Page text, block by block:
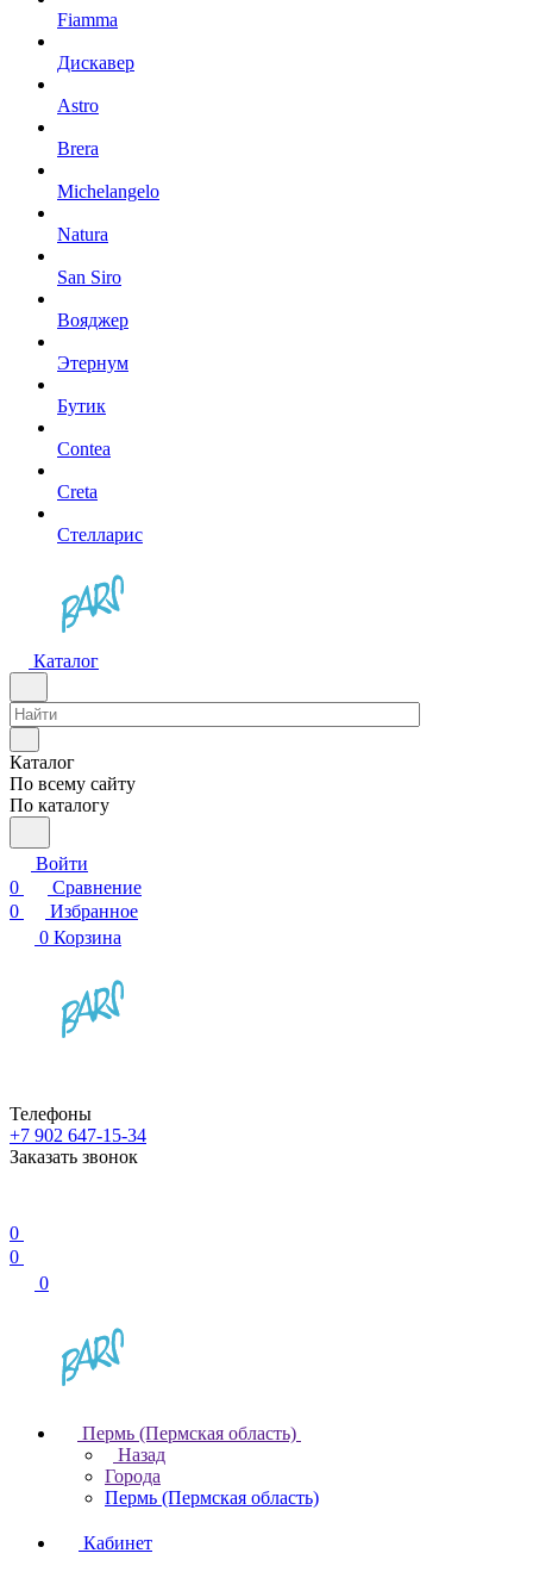
Fiamma
Дискавер
Astro
Brera
Michelangelo
Natura
San Siro
Вояджер
Этернум
Бутик
Contea
Creta
Стелларис
Каталог
Каталог
По всему сайту
По каталогу
Войти
0
Сравнение
0
Избранное
0 Корзина
Телефоны
+7 902 647-15-34
Заказать звонок
0
0
0
Пермь (Пермская область)
Назад
Города
Пермь (Пермская область)
Кабинет